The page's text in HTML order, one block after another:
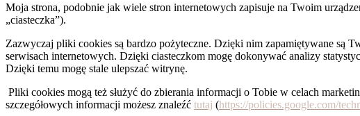
Moja strona, podobnie jak wiele stron internetowych zapisuje na Twoim
„ciasteczka”).
Zazwyczaj pliki cookies są bardzo pożyteczne. Dzięki nim zapamiętywane są
serwisach internetowych. Dzięki ciasteczkom mogę dokonywać analizy
Dzięki temu mogę stale ulepszać witrynę.
Pliki cookies mogą też służyć do zbierania informacji o Tobie w celach
szczegółowych informacji możesz znaleźć tutaj (https://policies.google.com/